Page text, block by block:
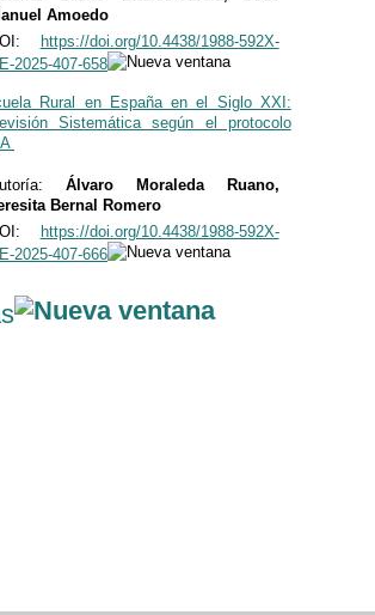
Amoedo
https://doi.org/10.4438/1988-592X-
2025-407-658
Rural en España en el Siglo XXI:
Sistemática según el protocolo
Álvaro Moraleda Ruano,
Bernal Romero
https://doi.org/10.4438/1988-592X-
2025-407-666